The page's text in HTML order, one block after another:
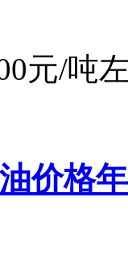
元/吨
价格